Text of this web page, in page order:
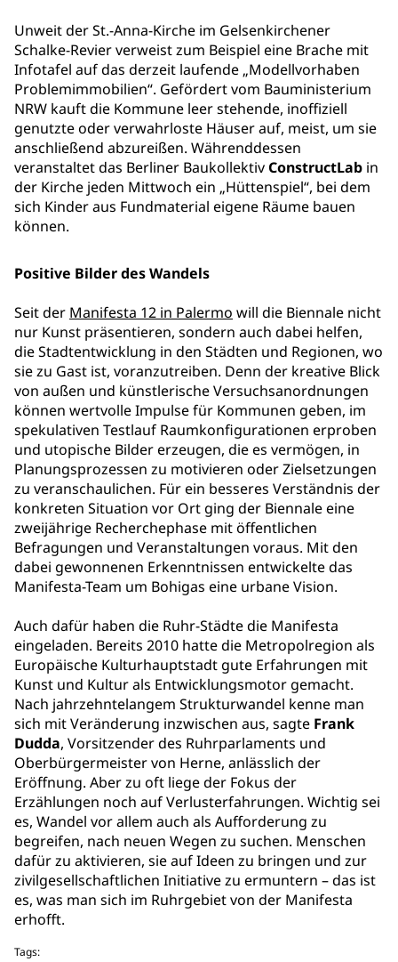
Unweit der St.-Anna-Kirche im Gelsenkirchener
Schalke-Revier verweist zum Beispiel eine Brache mit
Infotafel auf das derzeit laufende „Modellvorhaben
Problemimmobilien“. Gefördert vom Bauministerium
NRW kauft die Kommune leer stehende, inoffiziell
genutzte oder verwahrloste Häuser auf, meist, um sie
anschließend abzureißen. Währenddessen
veranstaltet das Berliner BaukollektivConstructLab in
der Kirche jeden Mittwoch ein „Hüttenspiel“, bei dem
sich Kinder aus Fundmaterial eigene Räume bauen
können.
Positive Bilder des Wandels
Seit der Manifesta 12 in Palermo will die Biennale nicht
nur Kunst präsentieren, sondern auch dabei helfen,
die Stadtentwicklung in den Städten und Regionen, wo
sie zu Gast ist, voranzutreiben. Denn der kreative Blick
von außen und künstlerische Versuchsanordnungen
können wertvolle Impulse für Kommunen geben, im
spekulativen Testlauf Raumkonfigurationen erproben
und utopische Bilder erzeugen, die es vermögen, in
Planungsprozessen zu motivieren oder Zielsetzungen
zu veranschaulichen. Für ein besseres Verständnis der
konkreten Situation vor Ort ging der Biennale eine
zweijährige Recherchephase mit öffentlichen
Befragungen und Veranstaltungen voraus. Mit den
dabei gewonnenen Erkenntnissen entwickelte das
Manifesta-Team um Bohigas eine urbane Vision.
Auch dafür haben die Ruhr-Städte die Manifesta
eingeladen. Bereits 2010 hatte die Metropolregion als
Europäische Kulturhauptstadt gute Erfahrungen mit
Kunst und Kultur als Entwicklungsmotor gemacht.
Nach jahrzehntelangem Strukturwandel kenne man
sich mit Veränderung inzwischen aus, sagte Frank
Dudda, Vorsitzender des Ruhrparlaments und
Oberbürgermeister von Herne, anlässlich der
Eröffnung. Aber zu oft liege der Fokus der
Erzählungen noch auf Verlusterfahrungen. Wichtig sei
es, Wandel vor allem auch als Aufforderung zu
begreifen, nach neuen Wegen zu suchen. Menschen
dafür zu aktivieren, sie auf Ideen zu bringen und zur
zivilgesellschaftlichen Initiative zu ermuntern – das ist
es, was man sich im Ruhrgebiet von der Manifesta
erhofft.
Tags: